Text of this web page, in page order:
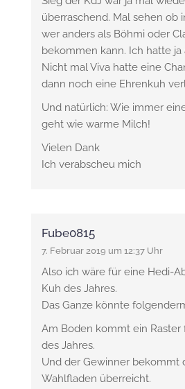
überraschend. Mal sehen ob
wer anders als Böhmi oder
bekommen kann. Ich hatte ja
Nicht mal Viva hatte eine
dann noch eine Ehrenkuh
Und natürlich: Wie immer
geht wie warme Milch!
Vielen Dank
Ich verabscheu mich
Fube0815
7. Februar 2019 um 12:37 Uhr
Also ich wäre für eine Hedi-
Kuh des Jahres.
Das Ganze könnte
Am Boden kommt ein
des Jahres.
Und der Gewinner bekommt
Wahlfladen überreicht.